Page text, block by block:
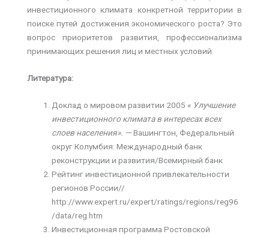
инвестиционного климата конкретной территории в
поиске путей достижения экономического роста? Это
вопрос приоритетов развития, профессионализма
принимающих решения лиц и местных условий.
Литература:
Доклад о мировом развитии 2005 « Улучшение
инвестиционного климата в интересах всех
слоев населения». —Вашингтон, Федеральный
округ Колумбия: Международный банк
реконструкции и развития/Всемирный банк
Рейтинг инвестиционной привлекательности
регионов России//
http://www.expert.ru/expert/ratings/regions/reg96
/data/reg.htm
Инвестиционная программа Ростовской